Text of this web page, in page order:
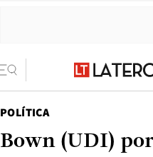
POLÍTICA
Bown (UDI)